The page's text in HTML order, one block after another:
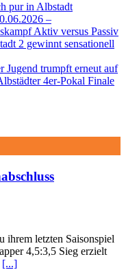
pur in Albstadt
–
Aktiv versus Passiv
2 gewinnt sensationell
Jugend trumpft erneut auf
4er-Pokal Finale
ihrem letzten Saisonspiel
4,5:3,5 Sieg erzielt
[...]